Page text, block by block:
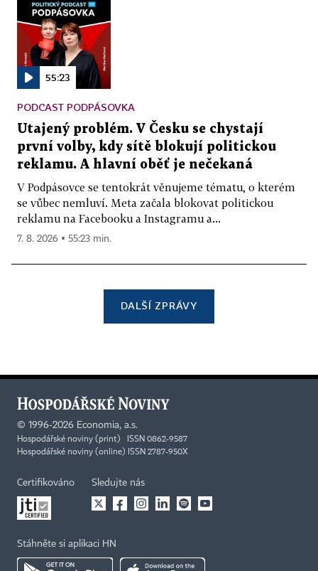
55:23
PODCAST PODPÁSOVKA
Utajený problém. V Česku se chystají
první volby, kdy sítě blokují politickou
reklamu. A hlavní oběť je nečekaná
V Podpásovce se tentokrát věnujeme tématu, o kterém
se vůbec nemluví. Meta začala blokovat politickou
reklamu na Facebooku a Instagramu a...
7. 8. 2026 ▪ 55:23 min.
DALŠÍ ZPRÁVY
© 1996-2026 Economia, a.s.
Hospodářské noviny (print) ISSN 0862-9587
Hospodářské noviny (online) ISSN 2787-950X
Certifikováno Sledujte nás
Stáhněte si aplikaci HN